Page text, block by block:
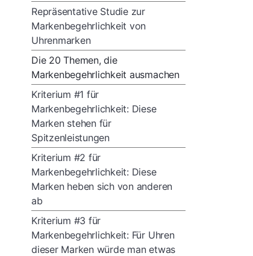
Repräsentative Studie zur
Markenbegehrlichkeit von
Uhrenmarken
Die 20 Themen, die
Markenbegehrlichkeit ausmachen
Kriterium #1 für
Markenbegehrlichkeit: Diese
Marken stehen für
Spitzenleistungen
Kriterium #2 für
Markenbegehrlichkeit: Diese
Marken heben sich von anderen
ab
Kriterium #3 für
Markenbegehrlichkeit: Für Uhren
dieser Marken würde man etwas